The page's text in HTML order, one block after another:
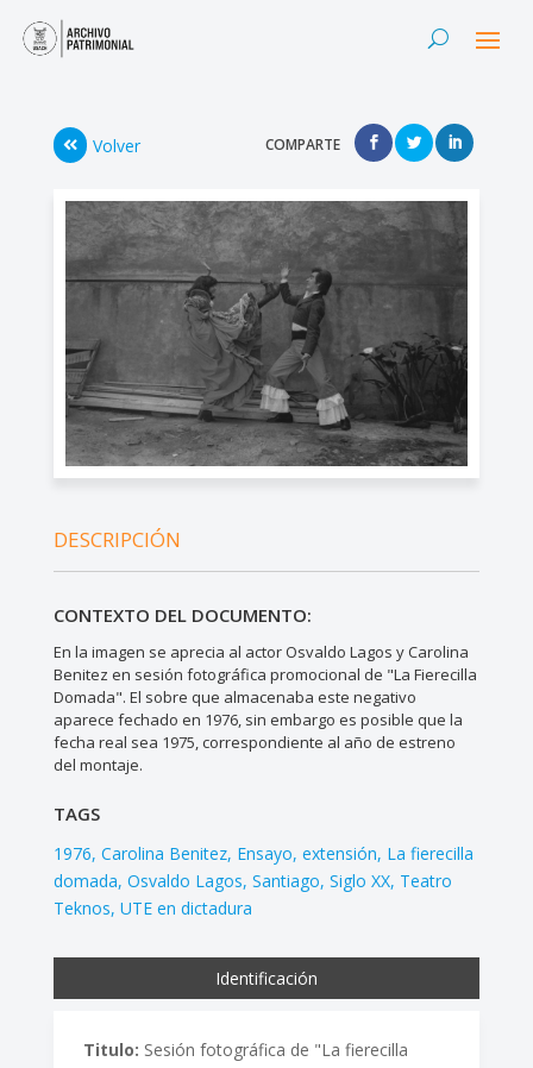
Volver COMPARTE
DESCRIPCIÓN
CONTEXTO DEL DOCUMENTO:
En la imagen se aprecia al actor Osvaldo Lagos y Carolina
Benitez en sesión fotográfica promocional de "La Fierecilla
Domada". El sobre que almacenaba este negativo
aparece fechado en 1976, sin embargo es posible que la
fecha real sea 1975, correspondiente al año de estreno
del montaje.
TAGS
1976 Carolina Benitez Ensayo extensión La fierecilla
domada Osvaldo Lagos Santiago Siglo XX Teatro
Teknos UTE en dictadura
Identificación
Titulo: Sesión fotográfica de "La fierecilla